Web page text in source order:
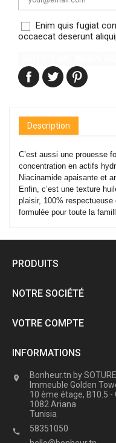
Enim quis fugiat
occaecat deserunt
Description
C’est aussi une prouesse
concentration en actifs
Niacinamide apaisante et
Enfin, c’est une texture
plaisir, 100%
formulée pour toute la
PRODUITS
NOTRE SOCIÉTÉ
VOTRE COMPTE
INFORMATIONS

Bonheur.tn by
Immeuble Golden
10 ème étage, B10.5 -
1082 Ariana
Tunisia
 58351050